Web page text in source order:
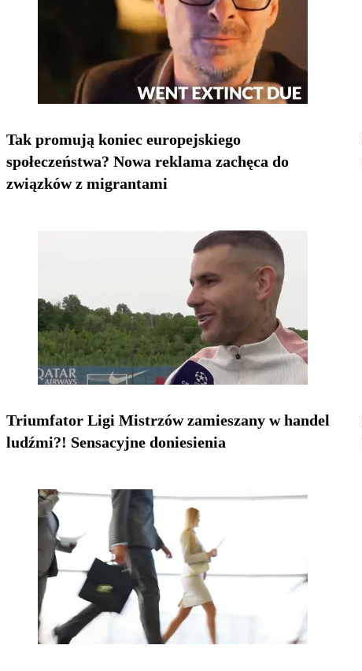
Tak promują koniec europejskiego
społeczeństwa? Nowa reklama zachęca do
związków z migrantami
Triumfator Ligi Mistrzów zamieszany w handel
ludźmi?! Sensacyjne doniesienia